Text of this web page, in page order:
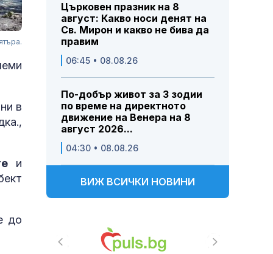
в
и
до
Църковен празник на 8
август: Какво носи денят на
Св. Мирон и какво не бива да
правим
06:45 • 08.08.26
По-добър живот за 3 зодии
по време на директното
движение на Венера на 8
август 2026...
04:30 • 08.08.26
ВИЖ ВСИЧКИ НОВИНИ